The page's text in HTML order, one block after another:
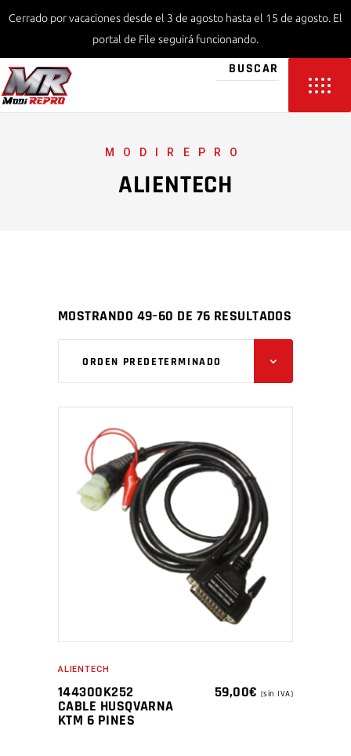
Cerrado por vacaciones desde el 3 de agosto hasta el 15 de agosto. El
portal de File seguirá funcionando.
MODIREPRO
ALIENTECH
MOSTRANDO 49–60 DE 76 RESULTADOS
ORDEN PREDETERMINADO
ALIENTECH
144300K252
CABLE HUSQVARNA
KTM 6 PINES
59,00€ (sin IVA)